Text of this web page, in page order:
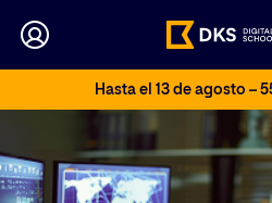
Hasta el 13 de agosto –